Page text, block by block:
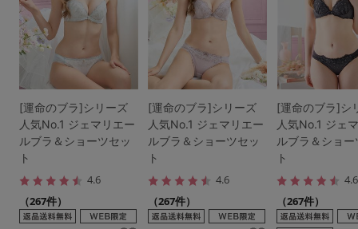
[運命のブラ]シリーズ
人気No.1 ジェマリエー
ルブラ＆ショーツセッ
ト
4.6
（267件）
[運命のブラ]シリーズ
人気No.1 ジェマリエー
ルブラ＆ショーツセッ
ト
4.6
（267件）
[運命のブラ]シ
人気No.1 ジェ
ルブラ＆ショ
ト
4.6
（267件）